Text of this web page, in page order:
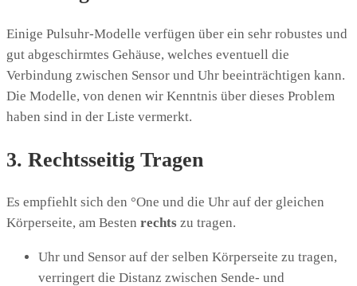
Einige Pulsuhr-Modelle verfügen über ein sehr robustes und
gut abgeschirmtes Gehäuse, welches eventuell die
Verbindung zwischen Sensor und Uhr beeinträchtigen kann.
Die Modelle, von denen wir Kenntnis über dieses Problem
haben sind in der Liste vermerkt.
3. Rechtsseitig Tragen
Es empfiehlt sich den °One und die Uhr auf der gleichen
Körperseite, am Besten rechts zu tragen.
Uhr und Sensor auf der selben Körperseite zu tragen,
verringert die Distanz zwischen Sende- und